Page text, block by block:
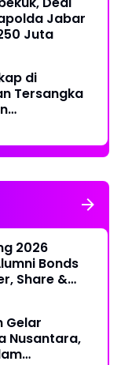
Jabar
Juta
di
Tersangka
2026
Bonds
Share &
Gelar
Nusantara,